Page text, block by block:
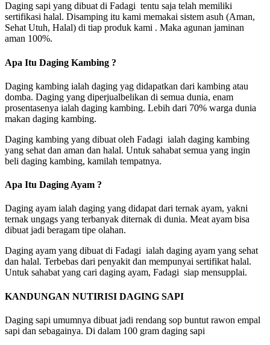
Daging sapi yang dibuat di Fadagi tentu saja telah memiliki
sertifikasi halal. Disamping itu kami memakai sistem asuh (Aman,
Sehat Utuh, Halal) di tiap produk kami . Maka agunan jaminan
aman 100%.
Apa Itu Daging Kambing ?
Daging kambing ialah daging yag didapatkan dari kambing atau
domba. Daging yang diperjualbelikan di semua dunia, enam
prosentasenya ialah daging kambing. Lebih dari 70% warga dunia
makan daging kambing.
Daging kambing yang dibuat oleh Fadagi ialah daging kambing
yang sehat dan aman dan halal. Untuk sahabat semua yang ingin
beli daging kambing, kamilah tempatnya.
Apa Itu Daging Ayam ?
Daging ayam ialah daging yang didapat dari ternak ayam, yakni
ternak ungags yang terbanyak diternak di dunia. Meat ayam bisa
dibuat jadi beragam tipe olahan.
Daging ayam yang dibuat di Fadagi ialah daging ayam yang sehat
dan halal. Terbebas dari penyakit dan mempunyai sertifikat halal.
Untuk sahabat yang cari daging ayam, Fadagi siap mensupplai.
KANDUNGAN NUTIRISI DAGING SAPI
Daging sapi umumnya dibuat jadi rendang sop buntut rawon empal
sapi dan sebagainya. Di dalam 100 gram daging sapi